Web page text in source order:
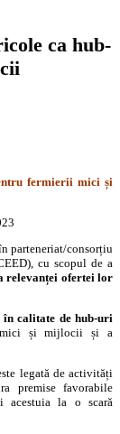
ca hub-
fermierii mici și
parteneriat/consorțiu
cu scopul de a
relevanței ofertei lor
calitate de hub-uri
mici și mijlocii și a
legată de activități
premise favorabile
acestuia la o scară